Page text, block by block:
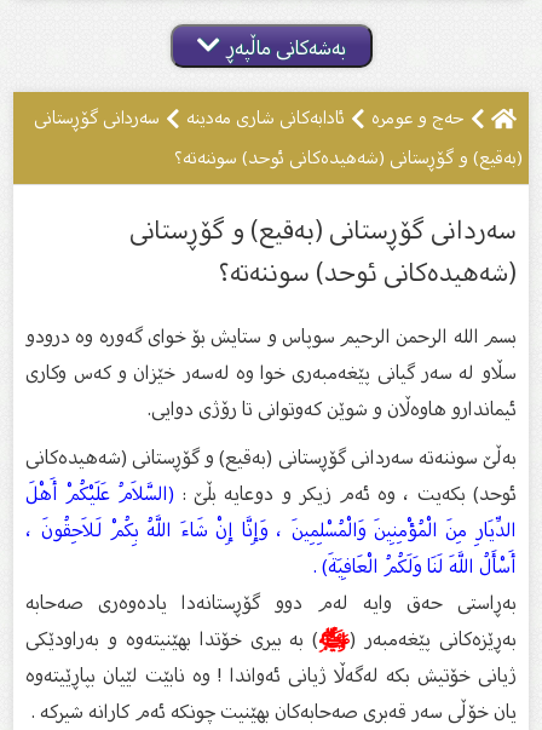
بەشەکانی ماڵپەڕ
حەج و عومرە ئادابەکانى شارى مەدینە
سەردانی گۆڕستانی
(بەقیع) و گۆڕستانی (شەهیدەكانی ئوحد) سوننەتە؟
سەردانی گۆڕستانی (بەقیع) و گۆڕستانی
(شەهیدەكانی ئوحد) سوننەتە؟
بسم الله الرحمن الرحیم سوپاس و ستایش بۆ خواى گەورە وە درودو
سڵاو لە سەر گیانى پێغەمبەرى خوا وە لەسەر خێزان و كەس وكارى
ئیماندارو هاوەڵان و شوێن كەوتوانى تا رۆژى دوایى.
بەڵێ سوننەتە سەردانی گۆڕستانی (بەقیع) و گۆڕستانی (شەهیدەكانی
ئوحد) بكەیت ، وە ئەم زیكر و دوعایە بڵێ : (السَّلاَمُ عَلَيْكُمْ أَهْلَ
الدِّيَارِ مِنَ الْمُؤْمِنِينَ وَالْمُسْلِمِينَ ، وَإِنَّا إِنْ شَاءَ اللَّهُ بِكُمْ لَلاَحِقُونَ ،
أَسْأَلُ اللَّهَ لَنَا وَلَكُمُ الْعَافِيَةَ) .
بەڕاستی حەق وایە لەم دوو گۆڕستانەدا یادەوەری صەحابە
بەڕێزەكانی پێغەمبەر (ﷺ) بە بیری خۆتدا بهێنیتەوە و بەراودێكی
ژیانی خۆتیش بكە لەگەڵا ژیانی ئەواندا ! وە نابێت لێیان بپاڕێیتەوە
یان خۆڵی سەر قەبری صەحابەكان بهێنیت چونكە ئەم كارانە شیركە .